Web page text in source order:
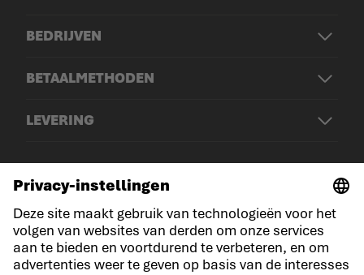
BEDRIJVEN
BETAALMETHODEN
LEVERING
© LOWA Sportschuhe GmbH
Aankondiging
Privacy